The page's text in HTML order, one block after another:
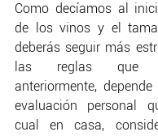
Como decíamos al
de los vinos y el
deberás seguir más
las reglas que
anteriormente,
evaluación personal
cual en casa,